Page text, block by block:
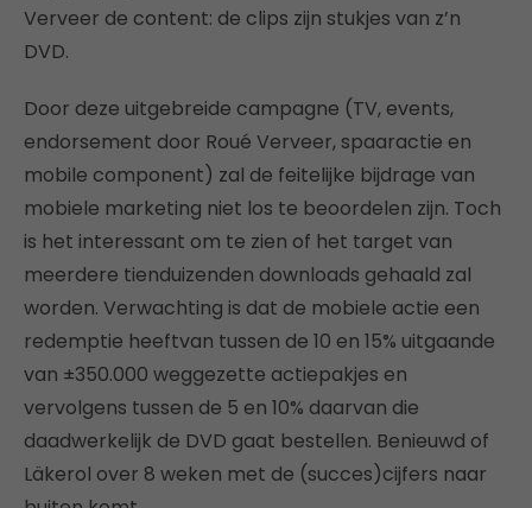
Verveer de content: de clips zijn stukjes van z’n
DVD.
Door deze uitgebreide campagne (TV, events,
endorsement door Roué Verveer, spaaractie en
mobile component) zal de feitelijke bijdrage van
mobiele marketing niet los te beoordelen zijn. Toch
is het interessant om te zien of het target van
meerdere tienduizenden downloads gehaald zal
worden. Verwachting is dat de mobiele actie een
redemptie heeftvan tussen de 10 en 15% uitgaande
van ±350.000 weggezette actiepakjes en
vervolgens tussen de 5 en 10% daarvan die
daadwerkelijk de DVD gaat bestellen. Benieuwd of
Läkerol over 8 weken met de (succes)cijfers naar